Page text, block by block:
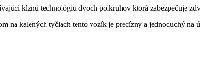
klznú technológiu dvoch polkruhov ktorá zabezpečuje
na kalených tyčiach tento vozík je precízny a jednoduchý